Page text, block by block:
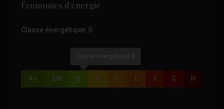
Économies d'énergie
Classe énergétique: B
A+ UN B C D E F G H